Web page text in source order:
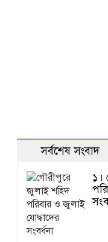
সর্বশেষ সংবাদ
১।